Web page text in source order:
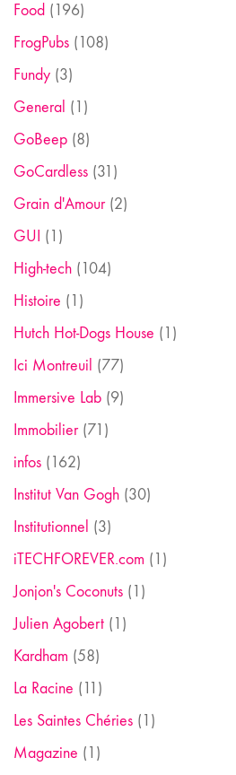
Food (196)
FrogPubs (108)
Fundy (3)
General (1)
GoBeep (8)
GoCardless (31)
Grain d'Amour(2)
GUI (1)
High-tech (104)
Histoire (1)
Hutch Hot-Dogs House (1)
Ici Montreuil (77)
Immersive Lab (9)
Immobilier(71)
infos (162)
Institut Van Gogh (30)
Institutionnel (3)
iTECHFOREVER.com (1)
Jonjon's Coconuts (1)
Julien Agobert (1)
Kardham (58)
La Racine (11)
Les Saintes Chéries (1)
Magazine (1)